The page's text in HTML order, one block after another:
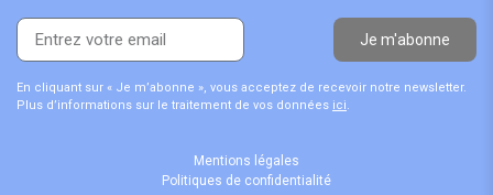
Je m'abonne
En cliquant sur « Je m’abonne », vous acceptez de recevoir notre newsletter.
Plus d’informations sur le traitement de vos données ici.
Mentions légales
Politiques de confidentialité